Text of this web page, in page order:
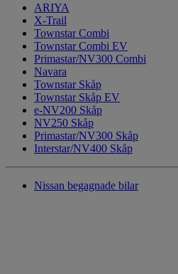
ARIYA
X-Trail
Townstar Combi
Townstar Combi EV
Primastar/NV300 Combi
Navara
Townstar Skåp
Townstar Skåp EV
e-NV200 Skåp
NV250 Skåp
Primastar/NV300 Skåp
Interstar/NV400 Skåp
Nissan begagnade bilar